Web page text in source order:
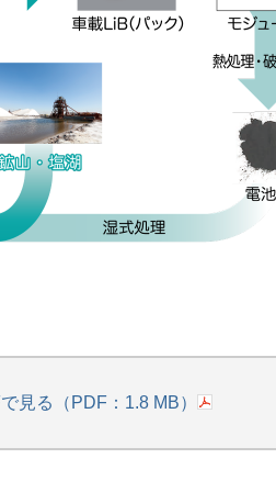
見る（PDF：1.8 MB）